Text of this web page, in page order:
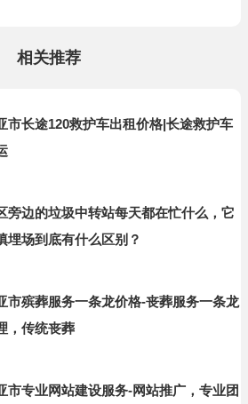
相关推荐
市长途120救护车出租价格|长途救护车
旁边的垃圾中转站每天都在忙什么，它
埋场到底有什么区别？
市殡葬服务一条龙价格-丧葬服务一条龙
，传统丧葬
市专业网站建设服务-网站推广，专业团